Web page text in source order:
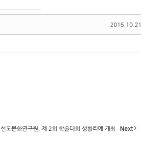
2016.10.21
선도문화연구원, 제 2회 학술대회 성황리에 개최 Next